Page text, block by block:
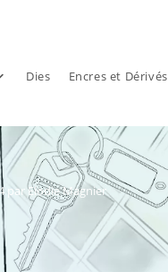
Dies Encres et Dérivés
par Elodie Magnier